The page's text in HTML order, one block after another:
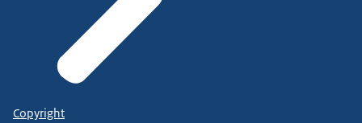
Copyright